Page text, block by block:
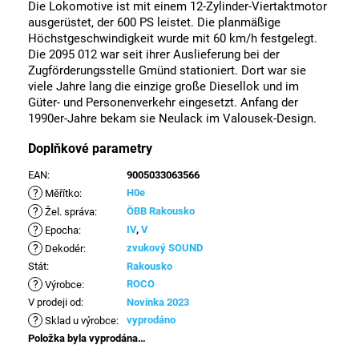
Die Lokomotive ist mit einem 12-Zylinder-Viertaktmotor
ausgerüstet, der 600 PS leistet. Die planmäßige
Höchstgeschwindigkeit wurde mit 60 km/h festgelegt.
Die 2095 012 war seit ihrer Auslieferung bei der
Zugförderungsstelle Gmünd stationiert. Dort war sie
viele Jahre lang die einzige große Diesellok und im
Güter- und Personenverkehr eingesetzt. Anfang der
1990er-Jahre bekam sie Neulack im Valousek-Design.
Doplňkové parametry
EAN: 9005033063566
? Měřítko: H0e
? Žel. správa: ÖBB Rakousko
? Epocha: IV, V
? Dekodér:
zvukový SOUND
Stát: Rakousko
? Výrobce:
ROCO
V prodeji od: Novinka 2023
? Sklad u výrobce:
vyprodáno
Položka byla vyprodána…